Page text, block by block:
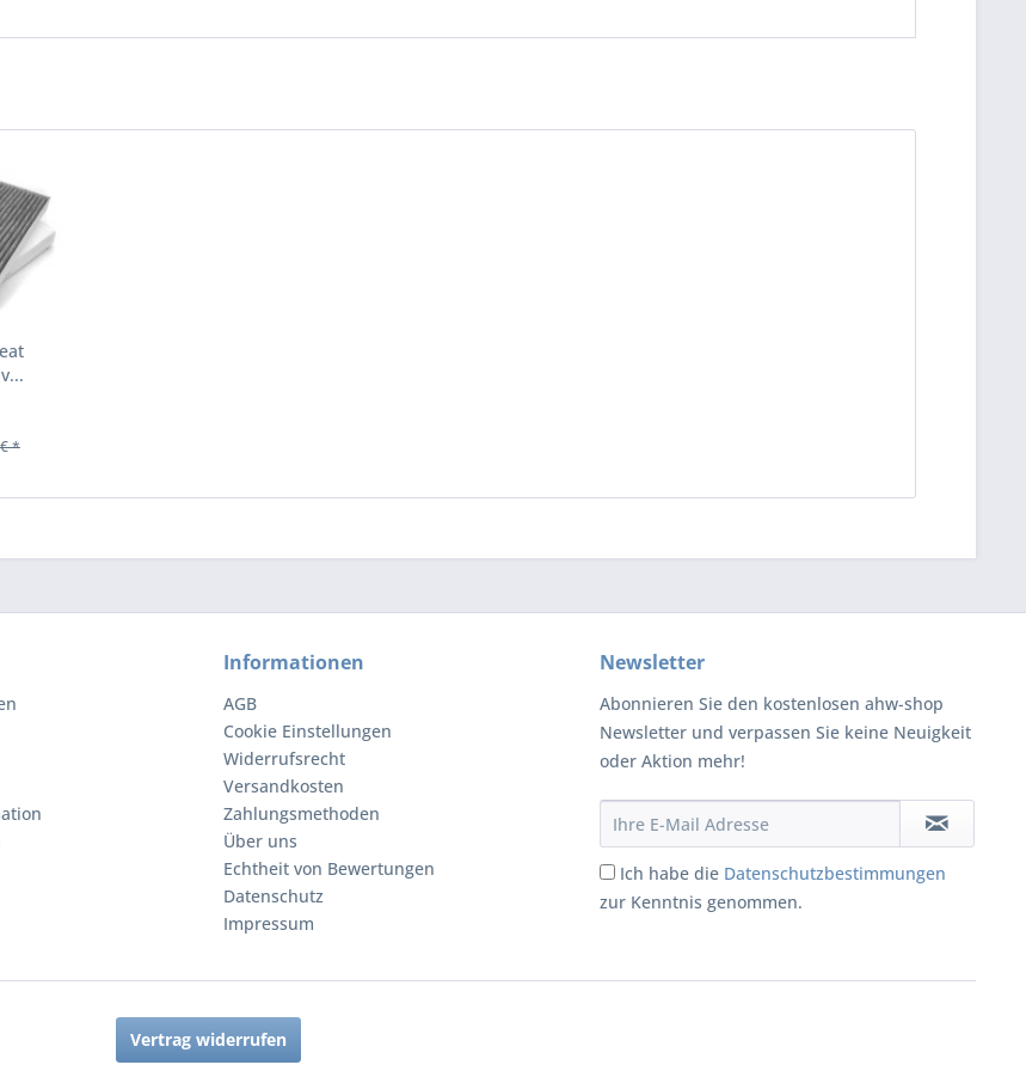
*
Informationen
AGB
Cookie Einstellungen
Widerrufsrecht
Versandkosten
Zahlungsmethoden
Über uns
Echtheit von Bewertungen
Datenschutz
Impressum
Newsletter
Abonnieren Sie den kostenlosen ahw-shop
Newsletter und verpassen Sie keine Neuigkeit
oder Aktion mehr!
Ich habe die Datenschutzbestimmungen
zur Kenntnis genommen.
Vertrag widerrufen